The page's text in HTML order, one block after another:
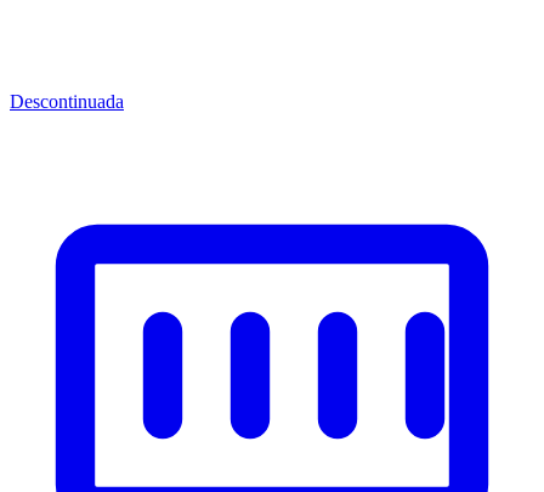
Descontinuada